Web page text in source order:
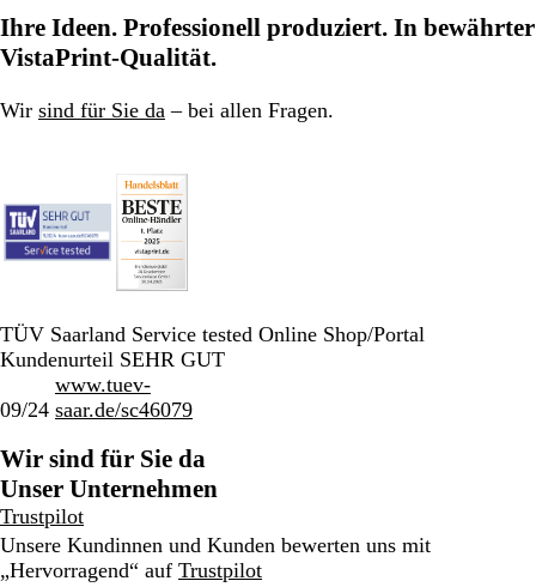
Seite
Seite
Seite
Ihre Ideen. Professionell produziert. In bewährter
VistaPrint-Qualität.
Wir sind für Sie da – bei allen Fragen.
TÜV Saarland Service tested Online Shop/Portal
Kundenurteil SEHR GUT
09/24
www.tuev-
saar.de/sc46079
Wir sind für Sie da
Unser Unternehmen
Trustpilot
Unsere Kundinnen und Kunden bewerten uns mit
„Hervorragend“ auf Trustpilot